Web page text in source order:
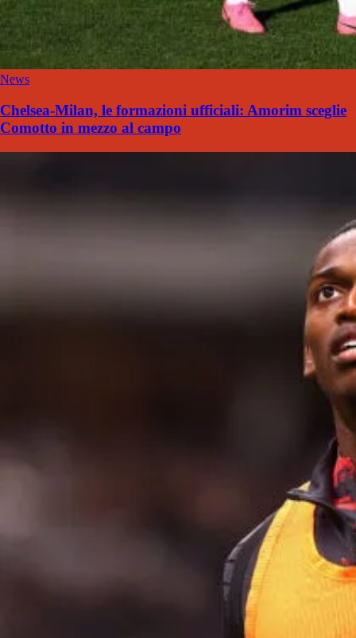
News
Chelsea-Milan, le formazioni ufficiali: Amorim sceglie
Comotto in mezzo al campo